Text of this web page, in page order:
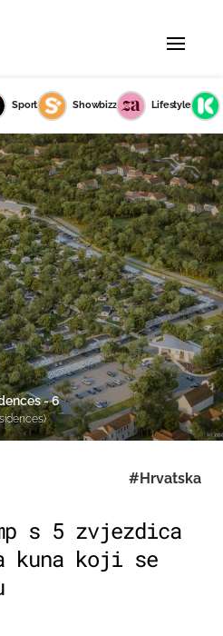
Sport Showbizz Lifestyle
#Hrvatska
s 5 zvjezdica
kuna koji se
- 6